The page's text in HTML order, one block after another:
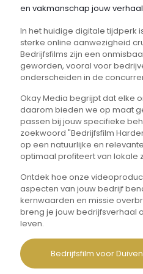
en vakmanschap jouw
In het huidige digitale tijdperk
sterke online aanwezigheid
Bedrijfsfilms zijn een
geworden, vooral voor
onderscheiden in de
Okay Media begrijpt dat elke
daarom bieden we op maat
passen bij jouw specifieke
zoekwoord "Bedrijfsfilm
op een natuurlijke en
optimaal profiteert van lokale
Ontdek hoe onze
aspecten van jouw bedrijf
kernwaarden en missie
breng je jouw bedrijfsverhaal
leven.
Bedrijfsfilm voor